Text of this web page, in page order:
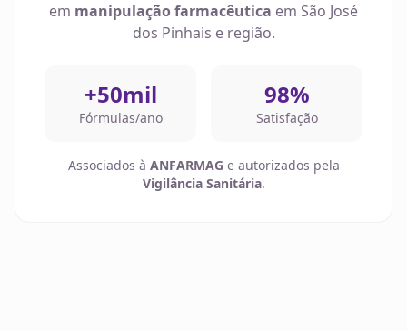
em manipulação farmacêutica em São José
dos Pinhais e região.
+50mil
Fórmulas/ano
98%
Satisfação
Associados à ANFARMAG e autorizados pela
Vigilância Sanitária.